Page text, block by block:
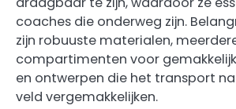
coaches die onderweg zijn.
zijn robuuste materialen,
compartimenten voor
en ontwerpen die het transport
veld vergemakkelijken.